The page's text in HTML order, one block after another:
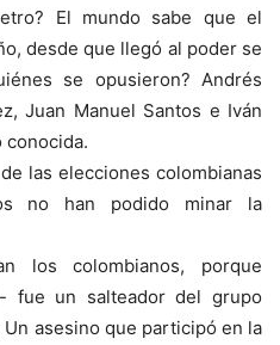
El mundo sabe que el
desde que llegó al poder se
se opusieron? Andrés
Juan Manuel Santos e Iván
conocida.
las elecciones colombianas
no han podido minar la
los colombianos, porque
fue un salteador del grupo
asesino que participó en la